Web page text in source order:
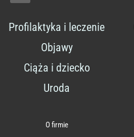
Profilaktyka i leczenie
Objawy
Ciąża i dziecko
Uroda
O firmie